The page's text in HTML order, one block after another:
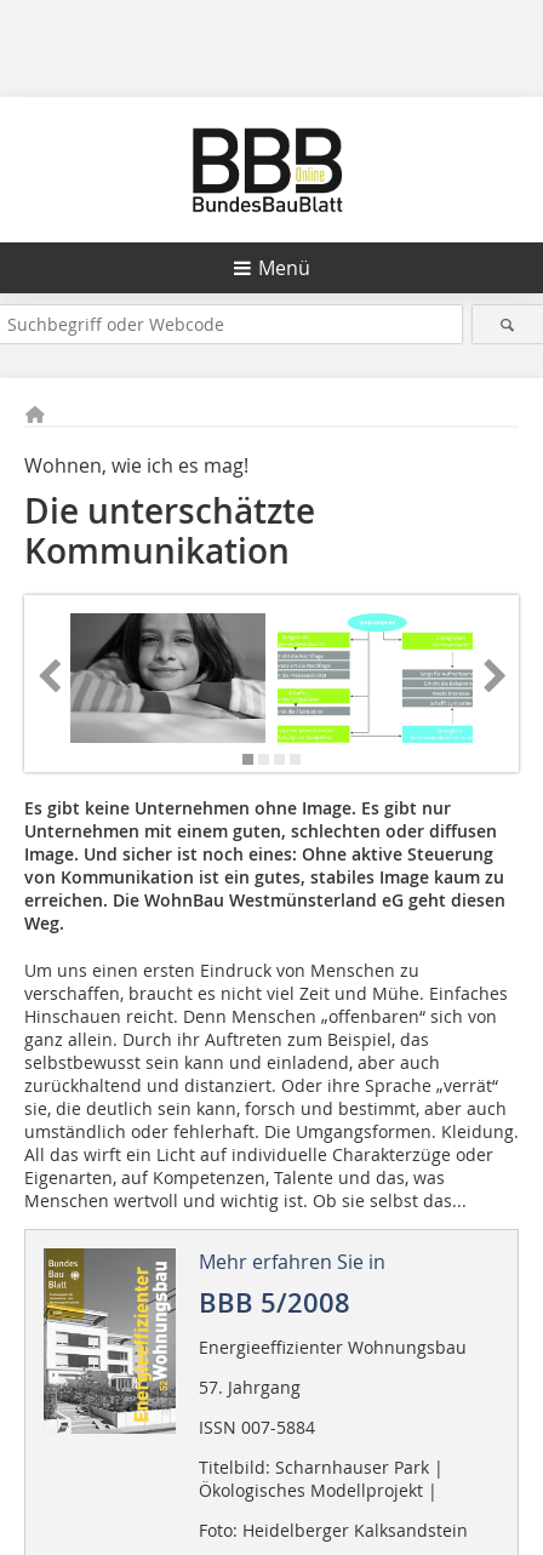
Menü
Wohnen, wie ich es mag!
Die unterschätzte
Kommunikation
Es gibt keine Unternehmen ohne Image. Es gibt nur
Unternehmen mit einem guten, schlechten oder diffusen
Image. Und sicher ist noch eines: Ohne aktive Steuerung
von Kommunikation ist ein gutes, stabiles Image kaum zu
erreichen. Die WohnBau Westmünsterland eG geht diesen
Weg.
Um uns einen ersten Eindruck von Menschen zu
verschaffen, braucht es nicht viel Zeit und Mühe. Einfaches
Hinschauen reicht. Denn Menschen „offenbaren“ sich von
ganz allein. Durch ihr Auftreten zum Beispiel, das
selbstbewusst sein kann und einladend, aber auch
zurückhaltend und distanziert. Oder ihre Sprache „verrät“
sie, die deutlich sein kann, forsch und bestimmt, aber auch
umständlich oder fehlerhaft. Die Umgangsformen. Kleidung.
All das wirft ein Licht auf individuelle Charakterzüge oder
Eigenarten, auf Kompetenzen, Talente und das, was
Menschen wertvoll und wichtig ist. Ob sie selbst das...
Mehr erfahren Sie in
BBB 5/2008
Energieeffizienter Wohnungsbau
57. Jahrgang
ISSN 007-5884
Titelbild: Scharnhauser Park |
Ökologisches Modellprojekt |
Foto: Heidelberger Kalksandstein